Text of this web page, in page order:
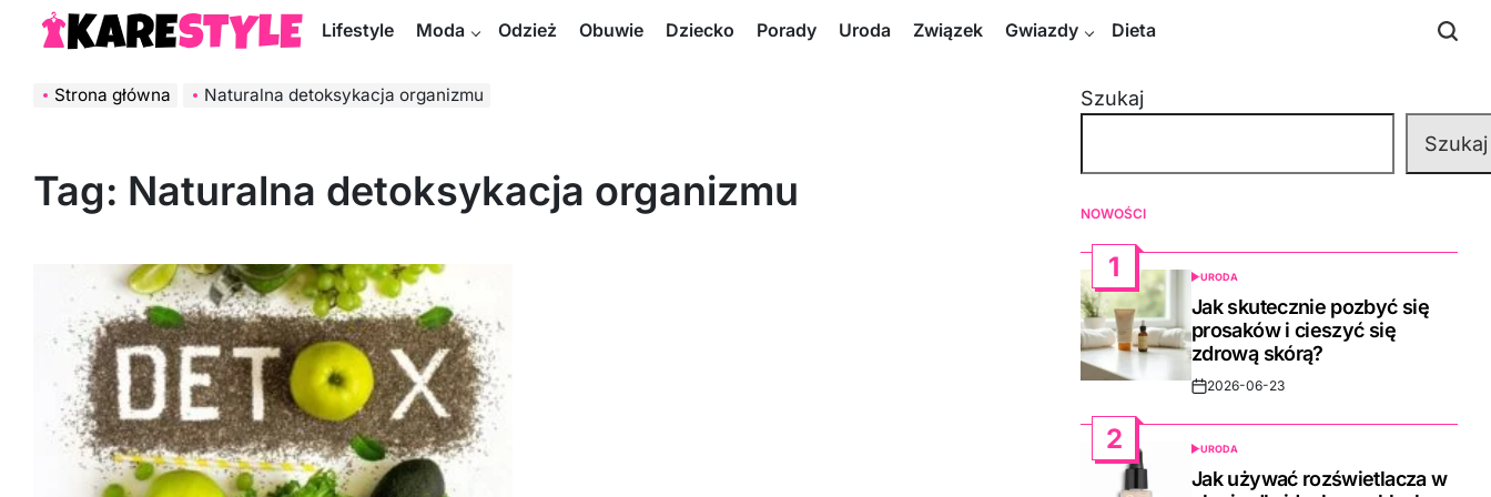
KareStyle.pl
Lifestyle Moda Odzież Obuwie Dziecko Porady Uroda Związek Gwiazdy Dieta
Strona główna Naturalna detoksykacja organizmu
Tag: Naturalna detoksykacja organizmu
Szukaj
Szukaj
NOWOŚCI
1
POSTED
IN
URODA
Jak skutecznie pozbyć się
prosaków i cieszyć się
zdrową skórą?
Post2026-06-23
2
POSTED
IN
URODA
Jak używać rozświetlacza w